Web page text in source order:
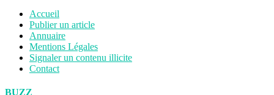
Accueil
Publier un article
Annuaire
Mentions Légales
Signaler un contenu illicite
Contact
BUZZ